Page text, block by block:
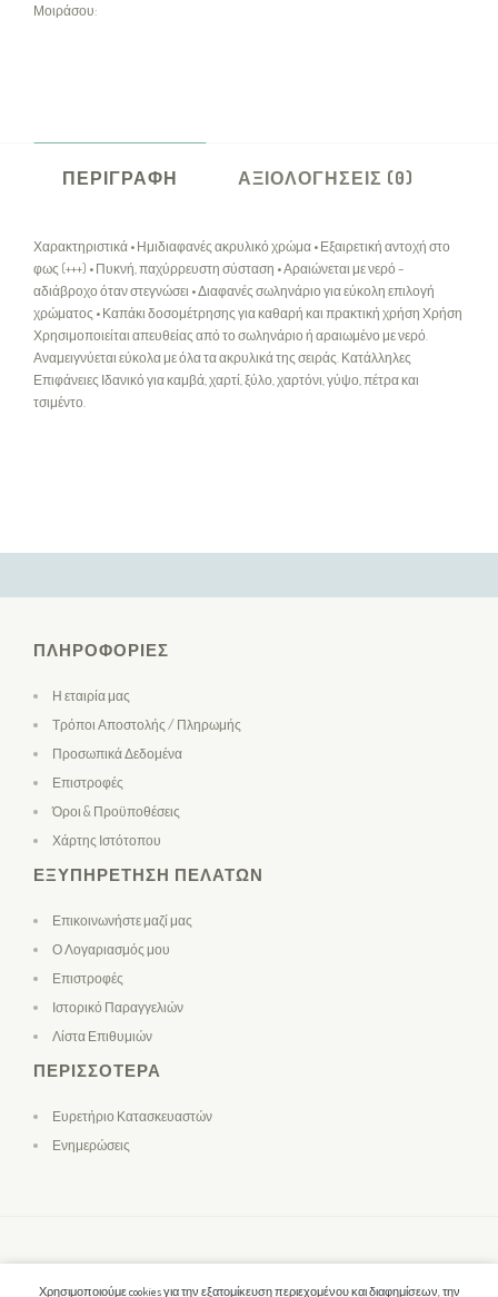
Χρησιμοποιούμε cookies για την εξατομίκευση περιεχομένου και διαφημίσεων, την
Μοιράσου:
ΠΕΡΙΓΡΑΦΉ ΑΞΙΟΛΟΓΉΣΕΙΣ (0)
Χαρακτηριστικά • Ημιδιαφανές ακρυλικό χρώμα • Εξαιρετική αντοχή στο
φως (+++) • Πυκνή, παχύρρευστη σύσταση • Αραιώνεται με νερό –
αδιάβροχο όταν στεγνώσει • Διαφανές σωληνάριο για εύκολη επιλογή
χρώματος • Καπάκι δοσομέτρησης για καθαρή και πρακτική χρήση Χρήση
Χρησιμοποιείται απευθείας από το σωληνάριο ή αραιωμένο με νερό.
Αναμειγνύεται εύκολα με όλα τα ακρυλικά της σειράς. Κατάλληλες
Επιφάνειες Ιδανικό για καμβά, χαρτί, ξύλο, χαρτόνι, γύψο, πέτρα και
τσιμέντο.
ΠΛΗΡΟΦΟΡΊΕΣ
Η εταιρία μας
Τρόποι Αποστολής / Πληρωμής
Προσωπικά Δεδομένα
Επιστροφές
Όροι & Προϋποθέσεις
Χάρτης Ιστότοπου
ΕΞΥΠΗΡΈΤΗΣΗ ΠΕΛΑΤΏΝ
Επικοινωνήστε μαζί μας
Ο Λογαριασμός μου
Επιστροφές
Ιστορικό Παραγγελιών
Λίστα Επιθυμιών
ΠΕΡΙΣΣΌΤΕΡΑ
Ευρετήριο Κατασκευαστών
Ενημερώσεις